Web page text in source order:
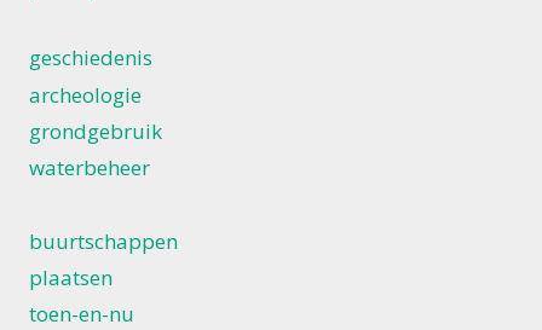
geschiedenis
archeologie
grondgebruik
waterbeheer
buurtschappen
plaatsen
toen-en-nu